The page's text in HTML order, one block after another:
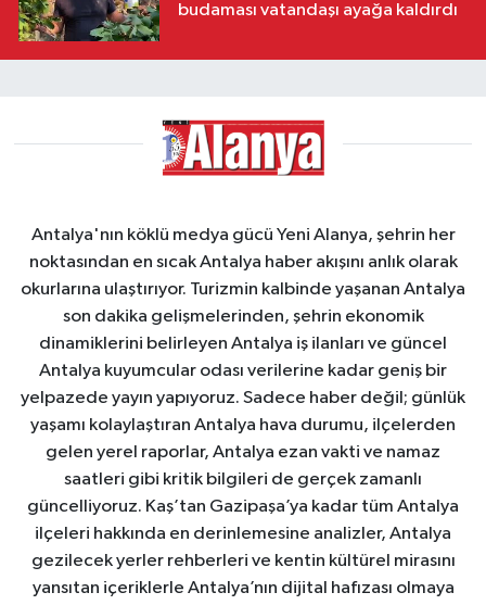
budaması vatandaşı ayağa kaldırdı
Antalya'nın köklü medya gücü Yeni Alanya, şehrin her
noktasından en sıcak Antalya haber akışını anlık olarak
okurlarına ulaştırıyor. Turizmin kalbinde yaşanan Antalya
son dakika gelişmelerinden, şehrin ekonomik
dinamiklerini belirleyen Antalya iş ilanları ve güncel
Antalya kuyumcular odası verilerine kadar geniş bir
yelpazede yayın yapıyoruz. Sadece haber değil; günlük
yaşamı kolaylaştıran Antalya hava durumu, ilçelerden
gelen yerel raporlar, Antalya ezan vakti ve namaz
saatleri gibi kritik bilgileri de gerçek zamanlı
güncelliyoruz. Kaş’tan Gazipaşa’ya kadar tüm Antalya
ilçeleri hakkında en derinlemesine analizler, Antalya
gezilecek yerler rehberleri ve kentin kültürel mirasını
yansıtan içeriklerle Antalya’nın dijital hafızası olmaya